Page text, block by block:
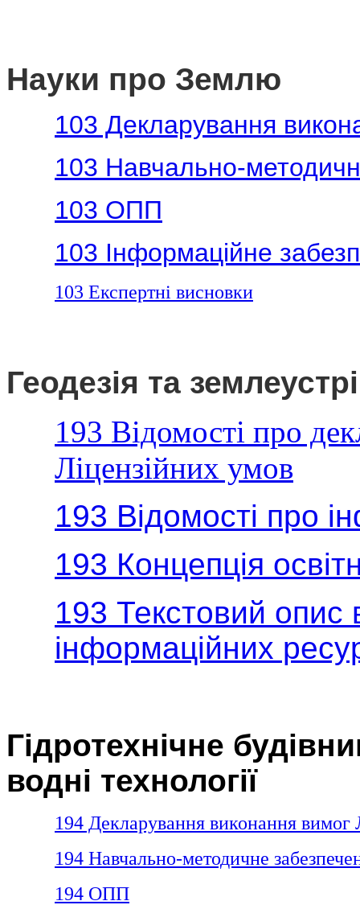
Науки про Землю
103 Декларування
103 Навчально-
103 ОПП
103 Інформаційне
103 Експертні висновки
Геодезія та
193 Відомості про
Ліцензійних умов
193 Відомості про
193 Концепція
193 Текстовий опис
інформаційних
Гідротехнічне
водні технології
194 Декларування виконання вимог
194 Навчально-методичне
194 ОПП